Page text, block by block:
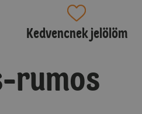
Kedvencnek jelölöm
rumos